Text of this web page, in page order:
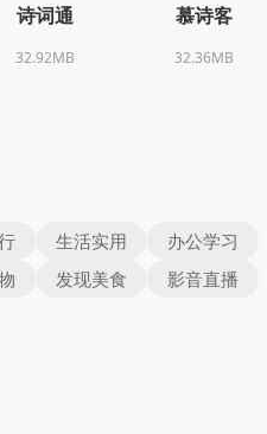
诗词通
32.92MB
慕诗客
32.36MB
生活实用
办公学习
发现美食
影音直播